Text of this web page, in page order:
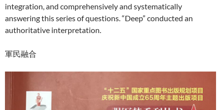
integration, and comprehensively and systematically
answering this series of questions. “Deep” conducted an
authoritative interpretation.
軍民融合